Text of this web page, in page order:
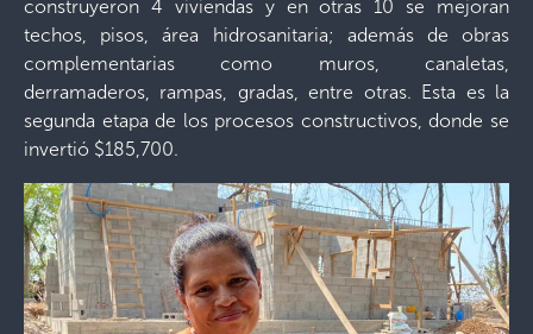
construyeron 4 viviendas y en otras 10 se mejoran
techos, pisos, área hidrosanitaria; además de obras
complementarias como muros, canaletas,
derramaderos, rampas, gradas, entre otras. Esta es la
segunda etapa de los procesos constructivos, donde se
invertió $185,700.